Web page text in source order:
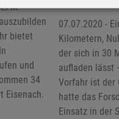
in
bietet
und
34
Eisenach.
07.07.2020 -
Kilometern,
der sich in 30
aufladen lässt
Vorfahr ist der
hatte das
Einsatz in der